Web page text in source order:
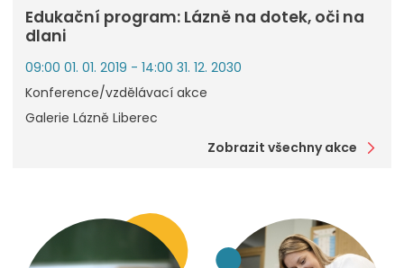
Edukační program: Lázně na dotek, oči na
dlani
09:00 01. 01. 2019 - 14:00 31. 12. 2030
Konference/vzdělávací akce
Galerie Lázně Liberec
Zobrazit všechny akce